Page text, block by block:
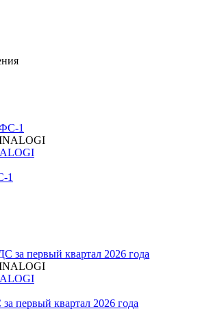
1
первый квартал 2026 года